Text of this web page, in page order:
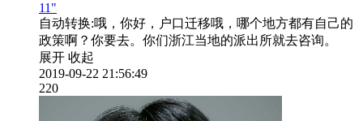
11"
自动转换:哦，你好，户口迁移哦，哪个地方都有自己的
政策啊？你要去。你们浙江当地的派出所就去咨询。
展开 收起
2019-09-22 21:56:49
220